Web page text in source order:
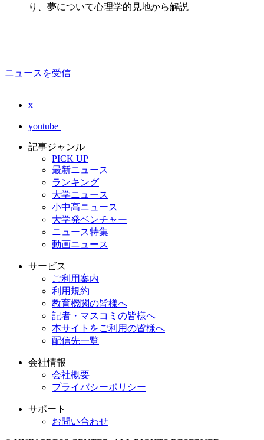
り、夢について心理学的見地から解説
ニュースを受信
x
youtube
記事ジャンル
PICK UP
最新ニュース
ランキング
大学ニュース
小中高ニュース
大学発ベンチャー
ニュース特集
動画ニュース
サービス
ご利用案内
利用規約
教育機関の皆様へ
記者・マスコミの皆様へ
本サイトをご利用の皆様へ
配信先一覧
会社情報
会社概要
プライバシーポリシー
サポート
お問い合わせ